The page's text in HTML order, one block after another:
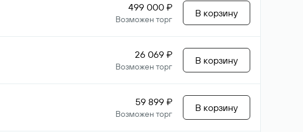
499 000 ₽
Возможен торг
В корзину
26 069 ₽
Возможен торг
В корзину
59 899 ₽
Возможен торг
В корзину